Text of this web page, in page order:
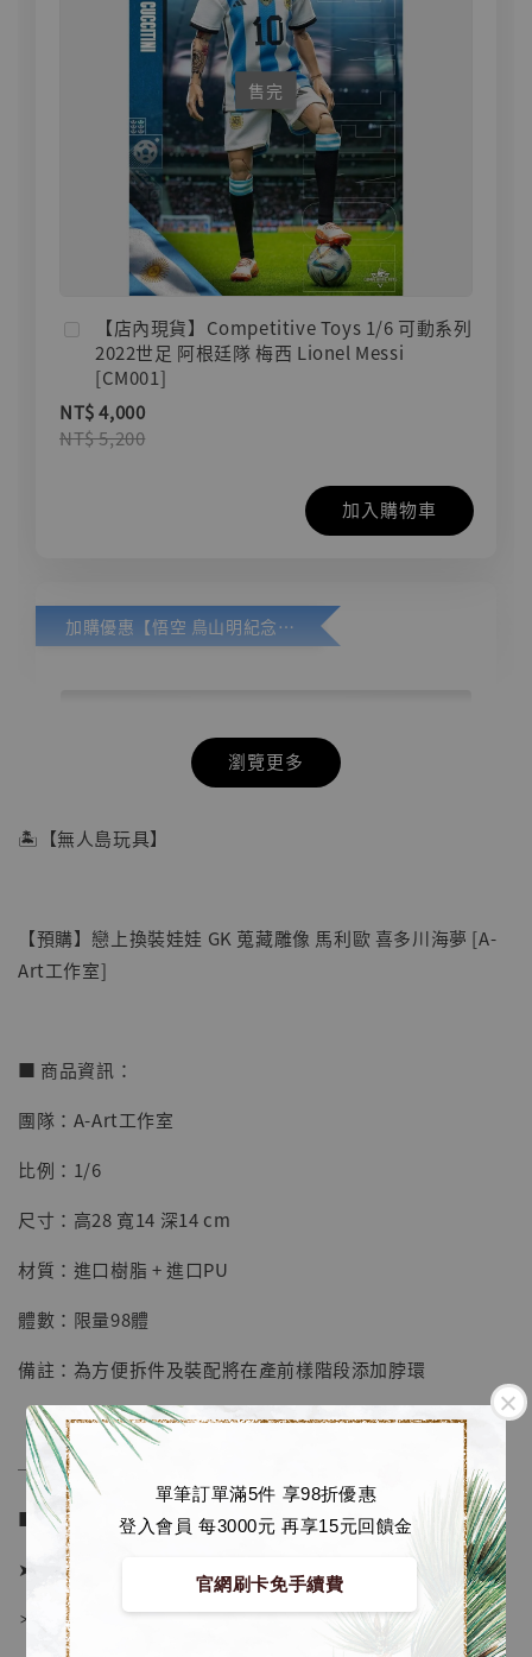
單筆訂單滿5件 享98折優惠
登入會員 每3000元 再享15元回饋金
官網刷卡免手續費
售完
【店內現貨】Competitive Toys 1/6 可動系列
2022世足 阿根廷隊 梅西 Lionel Messi
[CM001]
NT$ 4,000
NT$ 5,200
加入購物車
加購優惠【悟空 鳥山明紀念款 [奇蹟工作室]】
【店內現貨】七龍珠 系列蒐藏雕像 悟空 鳥山
明紀念款 [奇蹟工作室]
NT$ 5,580
加購優惠【海賊王 布魯克達摩 [7STARS Studio]】
瀏覽更多
🏝【無人島玩具】
【預購】戀上換裝娃娃 GK 蒐藏雕像 馬利歐 喜多川海夢 [A-
Art工作室]
■ 商品資訊：
團隊：A-Art工作室
比例：1/6
尺寸：高28 寬14 深14 cm
材質：進口樹脂 + 進口PU
體數：限量98體
備註：為方便拆件及裝配將在產前樣階段添加脖環
──────────────
■ 販售資訊 (NT$)：
➤ 價格 6580元 (訂金2880)
＊ 國際運費另計